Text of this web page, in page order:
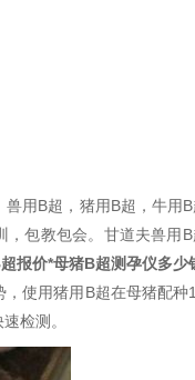
用B超，猪用B超，牛用
包教包会。甘道夫兽用
报价*母猪B超测孕仪多少
使用猪用B超在母猪配
检测。